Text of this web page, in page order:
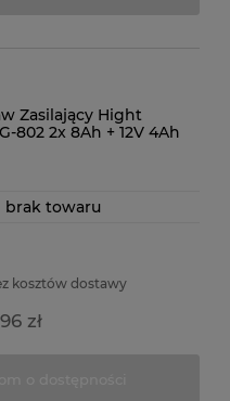
Zasilający Hight
802 2x 8Ah + 12V 4Ah
brak towaru
kosztów dostawy
zł